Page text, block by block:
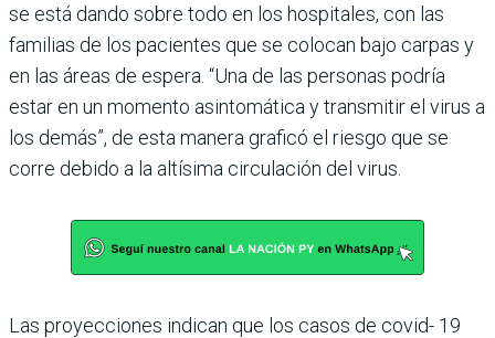
se está dando sobre todo en los hospitales, con las
familias de los pacien­tes que se colocan bajo car­pas y
en las áreas de espera. “Una de las personas podría
estar en un momento asinto­mática y transmitir el virus a
los demás”, de esta manera graficó el riesgo que se
corre debido a la altísima circula­ción del virus.
Las proyecciones indi­can que los casos de covid- 19